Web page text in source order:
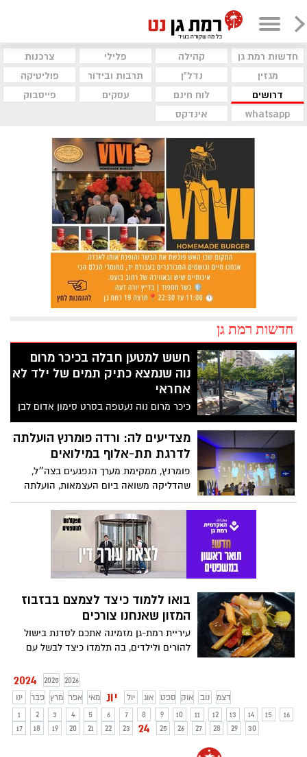
חדשות רמת גן קהילה פלילי
צרכנות
מגזין
נדל"ן תרבות ובידור
פוליטיקה
דרושים
לוח חינם עסקים
פייסבוק
whatsapp
אינדקס
חדשות רמת גן
חשש למטען חבלה בכיכר מרום
נוה שנמצא כתיק תמים של ילד לא
אחראי
כיכר מרום נוה נעטפה בסרט סימון אדום לבן
ומסביב אנשי הפיקוח העירוני מקפידים שאיש
לא יכנס לאיזור
מצדיעים לה: ורדה פומרנץ הועלתה
לדרגת תת-אלוף במילואים
פומרנץ, ממקימת מערך הנפגעים בצה״ל,
שהדליקה משואה ביום העצמאות, הועלתה
לדרגת תת אלוף במילואים
בואו ללמוד כיצד לצמצם בבזבוז
המזון שאנחנו צורכים
עיריית רמת-גן מזמינה אתכם לסדנת בישול
להורים ולילדים, בה תלמדו כיצד לבשל עם
2024 2025
2026
ינו
פבר מרץ אפר מאי יונ יול אוג ספט אוק נוב
דצמ
1
2 3 4 5 6 7 8 9 10 11 12 13 14 15
16
17
18 19 20 21 22 23 24 25 26 27 28 29 30